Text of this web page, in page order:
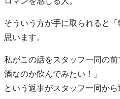
そういう方が手に取られると
思います。
私がこの話をスタッフ一同の
酒なのか飲んでみたい！」
という返事がスタッフ一同から